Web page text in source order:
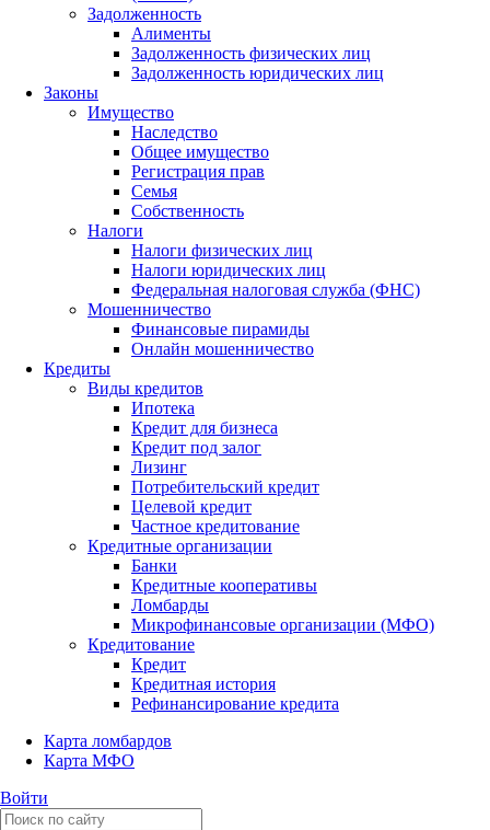
Задолженность
Алименты
Задолженность физических лиц
Задолженность юридических лиц
Законы
Имущество
Наследство
Общее имущество
Регистрация прав
Семья
Собственность
Налоги
Налоги физических лиц
Налоги юридических лиц
Федеральная налоговая служба (ФНС)
Мошенничество
Финансовые пирамиды
Онлайн мошенничество
Кредиты
Виды кредитов
Ипотека
Кредит для бизнеса
Кредит под залог
Лизинг
Потребительский кредит
Целевой кредит
Частное кредитование
Кредитные организации
Банки
Кредитные кооперативы
Ломбарды
Микрофинансовые организации (МФО)
Кредитование
Кредит
Кредитная история
Рефинансирование кредита
Карта ломбардов
Карта МФО
Войти